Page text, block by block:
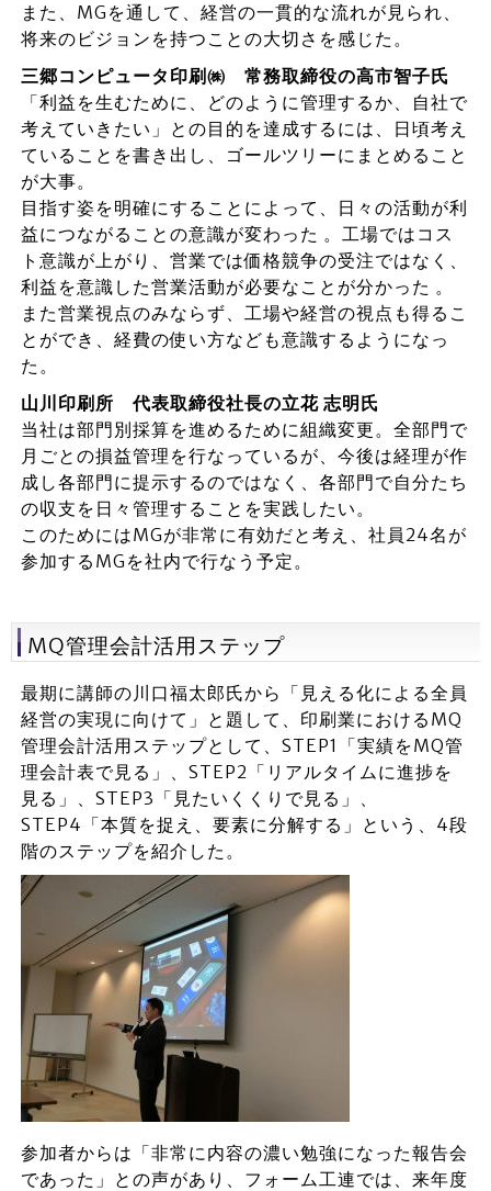
また、MGを通して、経営の一貫的な流れが見られ、
将来のビジョンを持つことの大切さを感じた。
三郷コンピュータ印刷㈱ 常務取締役の高市智子氏
「利益を生むために、どのように管理するか、自社で
考えていきたい」との目的を達成するには、日頃考え
ていることを書き出し、ゴールツリーにまとめること
が大事。
目指す姿を明確にすることによって、日々の活動が利
益につながることの意識が変わった 。工場ではコス
ト意識が上がり、営業では価格競争の受注ではなく、
利益を意識した営業活動が必要なことが分かった 。
また営業視点のみならず、工場や経営の視点も得るこ
とができ、経費の使い方なども意識するようになっ
た。
山川印刷所 代表取締役社長の立花 志明氏
当社は部門別採算を進めるために組織変更。全部門で
月ごとの損益管理を行なっているが、今後は経理が作
成し各部門に提示するのではなく、各部門で自分たち
の収支を日々管理することを実践したい。
このためにはMGが非常に有効だと考え、社員24名が
参加するMGを社内で行なう予定。
MQ管理会計活用ステップ
最期に講師の川口福太郎氏から「見える化による全員
経営の実現に向けて」と題して、印刷業におけるMQ
管理会計活用ステップとして、STEP1「実績をMQ管
理会計表で見る」、STEP2「リアルタイムに進捗を
見る」、STEP3「見たいくくりで見る」、
STEP4「本質を捉え、要素に分解する」という、4段
階のステップを紹介した。
参加者からは「非常に内容の濃い勉強になった報告会
であった」との声があり、フォーム工連では、来年度